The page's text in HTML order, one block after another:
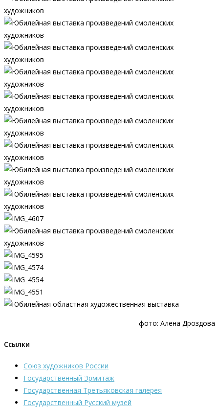
фото: Алена Дроздова
Ссылки
Союз художников России
Государственный Эрмитаж
Государственная Третьяковская галерея
Государственный Русский музей